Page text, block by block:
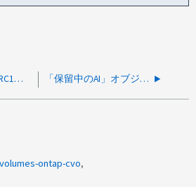
AWS CVOを9.11.1RC1にアップグレードする際にノードのリブート後にバージョンが一致しません 「保留中のAI」オブジェクト（DataSense）
ontap-cvo